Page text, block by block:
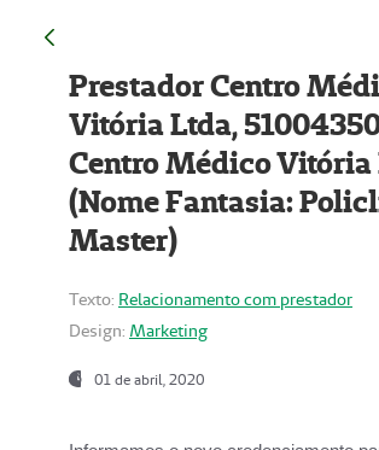
Prestador Centro
Vitória Ltda,
Centro Médico Vitória
(Nome Fantasia:
Master)
Texto: Relacionamento com prestador
Design: Marketing
01 de abril, 2020